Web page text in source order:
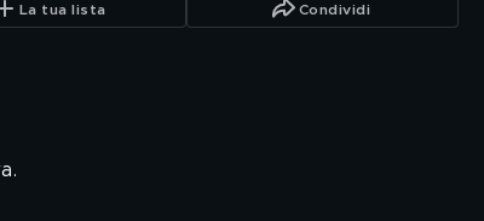
La tua lista Condividi